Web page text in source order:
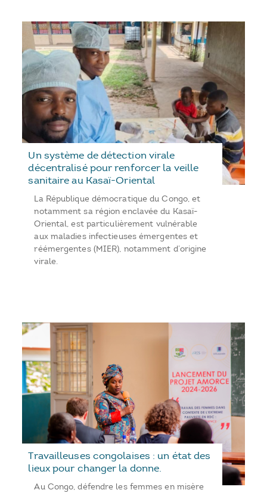
Un système de détection virale
décentralisé pour renforcer la veille
sanitaire au Kasaï-Oriental
La République démocratique du Congo, et
notamment sa région enclavée du Kasaï-
Oriental, est particulièrement vulnérable
aux maladies infectieuses émergentes et
réémergentes (MIER), notamment d’origine
virale.
Travailleuses congolaises : un état des
lieux pour changer la donne.
Au Congo, défendre les femmes en misère